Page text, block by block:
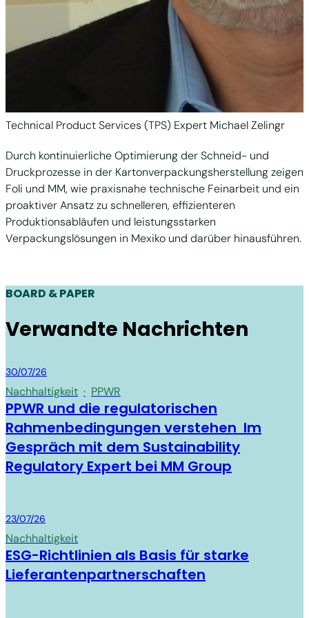
Technical Product Services (TPS) Expert Michael Zelingr
Durch kontinuierliche Optimierung der Schneid- und
Druckprozesse in der Kartonverpackungsherstellung zeigen
Foli und MM, wie praxisnahe technische Feinarbeit und ein
proaktiver Ansatz zu schnelleren, effizienteren
Produktionsabläufen und leistungsstarken
Verpackungslösungen in Mexiko und darüber hinausführen.
BOARD & PAPER
Verwandte Nachrichten
MM Group
30/07/26
Nachhaltigkeit · PPWR
PPWR und die regulatorischen
Rahmenbedingungen verstehen Im
Gespräch mit dem Sustainability
Regulatory Expert bei MM Group
MM Group
23/07/26
Nachhaltigkeit
ESG-Richtlinien als Basis für starke
Lieferantenpartnerschaften